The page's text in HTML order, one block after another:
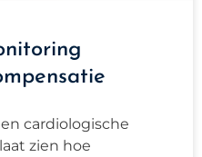
cardiologische
zien hoe